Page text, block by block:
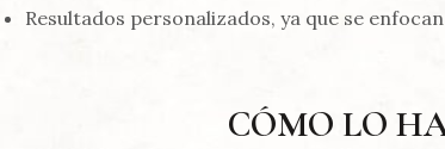
Resultados personalizados, ya que se
CÓMO LO